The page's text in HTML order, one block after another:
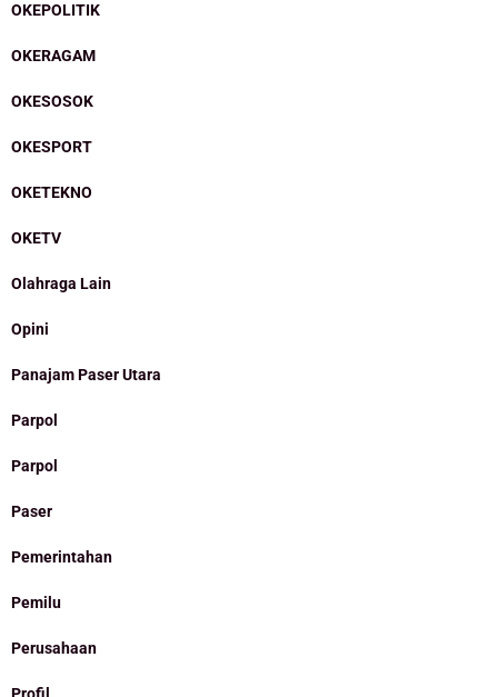
OKEPOLITIK
OKERAGAM
OKESOSOK
OKESPORT
OKETEKNO
OKETV
Olahraga Lain
Opini
Panajam Paser Utara
Parpol
Parpol
Paser
Pemerintahan
Pemilu
Perusahaan